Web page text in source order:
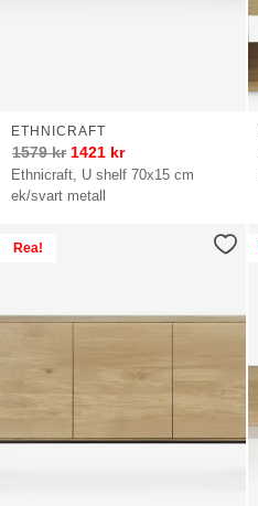
Ethnicraft, U shelf 70x15 cm
ek/svart metall
ETHNICRAFT
1579kr 1421 kr
Rea!